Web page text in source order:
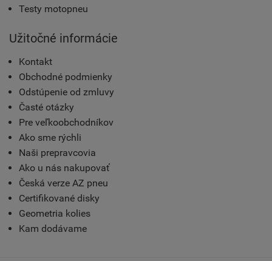
Testy motopneu
Užitočné informácie
Kontakt
Obchodné podmienky
Odstúpenie od zmluvy
Časté otázky
Pre veľkoobchodníkov
Ako sme rýchli
Naši prepravcovia
Ako u nás nakupovať
Česká verze AZ pneu
Certifikované disky
Geometria kolies
Kam dodávame